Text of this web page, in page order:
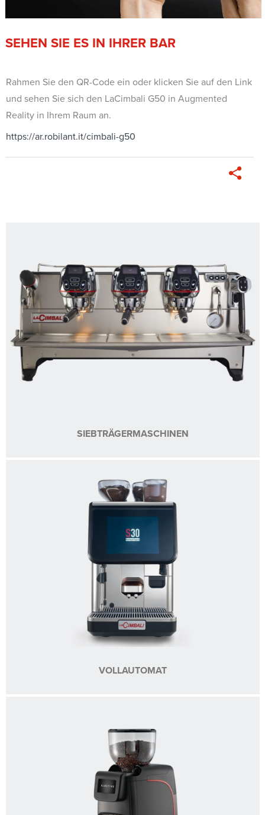
SEHEN SIE ES IN IHRER BAR
Rahmen Sie den QR-Code ein oder klicken Sie auf den Link
und sehen Sie sich den LaCimbali G50 in Augmented
Reality in Ihrem Raum an.
https://ar.robilant.it/cimbali-g50
SIEBTRÄGERMASCHINEN
VOLLAUTOMAT